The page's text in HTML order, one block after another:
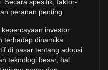
Akash Network (AKT) telah
terakhir, nilai tukar
sebesar 16.03% terhadap
Secara spesifik, faktor-
peranan penting:
investor
terhadap dinamika
di pasar tentang adopsi
teknologi besar, hal